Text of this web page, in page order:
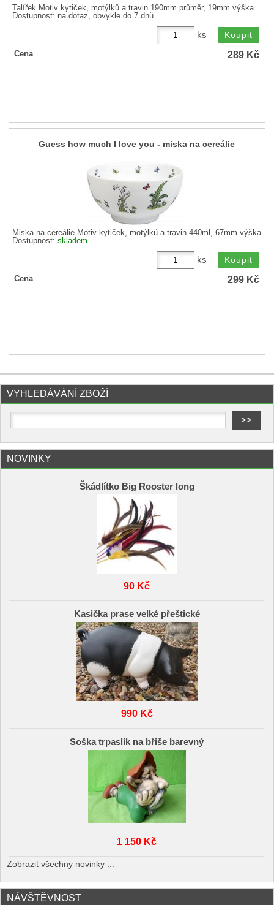
Talířek Motiv kytiček, motýlků a travin 190mm průměr, 19mm výška
Dostupnost: na dotaz, obvykle do 7 dnů
ks
Cena 289 Kč
Guess how much I love you - miska na cereálie
Miska na cereálie Motiv kytiček, motýlků a travin 440ml, 67mm výška
Dostupnost:skladem
ks
Cena 299 Kč
VYHLEDÁVÁNÍ ZBOŽÍ
NOVINKY
Škádlítko Big Rooster long
90 Kč
Kasička prase velké přeštické
990 Kč
Soška trpaslík na břiše barevný
1 150 Kč
Zobrazit všechny novinky ...
NÁVŠTĚVNOST